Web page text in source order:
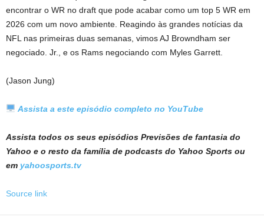
encontrar o WR no draft que pode acabar como um top 5 WR em
2026 com um novo ambiente. Reagindo às grandes notícias da
NFL nas primeiras duas semanas, vimos AJ Browndham ser
negociado. Jr., e os Rams negociando com Myles Garrett.
(Jason Jung)
Assista a este episódio completo no YouTube
Assista todos os seus episódios Previsões de fantasia do
Yahoo e o resto da família de podcasts do Yahoo Sports ou
em yahoosports.tv
Source link